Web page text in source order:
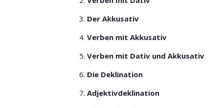
Der Akkusativ
Verben mit Akkusativ
Verben mit Dativ und Akkusativ
Die Deklination
Adjektivdeklination